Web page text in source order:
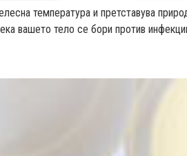
температура и претставува
вашето тело се бори против